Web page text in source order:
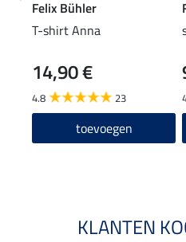
Felix Bühler
T-shirt Anna
14,90 €
4.8 23
toevoegen
KLANTEN